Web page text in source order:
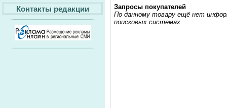
Контакты редакции
Запросы покупателей
По данному товару ещё нет
поисковых системах